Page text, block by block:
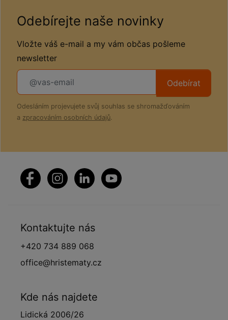
Odebírejte naše novinky
Vložte váš e-mail a my vám občas pošleme
newsletter
Odebírat
Odesláním projevujete svůj souhlas se shromažďováním
a zpracováním osobních údajů.
Kontaktujte nás
+420 734 889 068
office@hristematy.cz
Kde nás najdete
Lidická 2006/26